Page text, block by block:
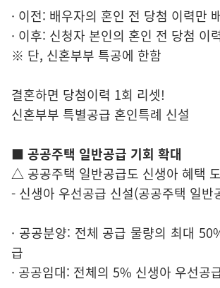
· 이전: 배우자의 혼인 전 당첨 이력만
· 이후: 신청자 본인의 혼인 전 당첨 이
※ 단, 신혼부부 특공에 한함
결혼하면 당첨이력 1회 리셋!
신혼부부 특별공급 혼인특례 신설
■ 공공주택 일반공급 기회 확대
△ 공공주택 일반공급도 신생아 혜택
- 신생아 우선공급 신설(공공주택 일반
· 공공분양: 전체 공급 물량의 최대
급
· 공공임대: 전체의 5% 신생아 우선공